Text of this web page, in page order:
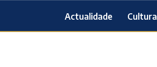
Actualidade Cultura